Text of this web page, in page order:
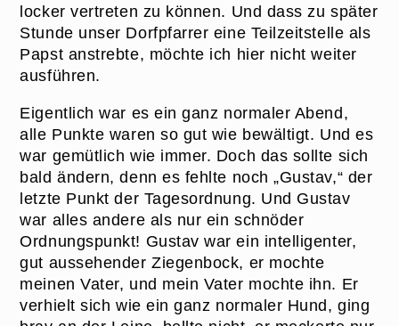
locker vertreten zu können. Und dass zu später
Stunde unser Dorfpfarrer eine Teilzeitstelle als
Papst anstrebte, möchte ich hier nicht weiter
ausführen.
Eigentlich war es ein ganz normaler Abend,
alle Punkte waren so gut wie bewältigt. Und es
war gemütlich wie immer. Doch das sollte sich
bald ändern, denn es fehlte noch „Gustav,“ der
letzte Punkt der Tagesordnung. Und Gustav
war alles andere als nur ein schnöder
Ordnungspunkt! Gustav war ein intelligenter,
gut aussehender Ziegenbock, er mochte
meinen Vater, und mein Vater mochte ihn. Er
verhielt sich wie ein ganz normaler Hund, ging